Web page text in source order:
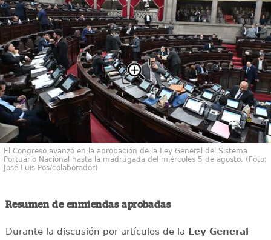
El Congreso avanzó en la aprobación de la Ley General del Sistema
Portuario Nacional hasta la madrugada del miércoles 5 de agosto. (Foto:
José Luis Pos/colaborador)
Resumen de enmiendas aprobadas
Durante la discusión por artículos de la Ley General